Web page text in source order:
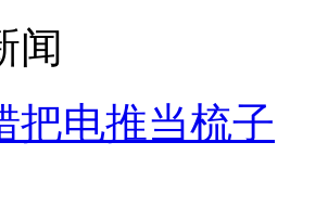
急速倒车逃窜
闻
把电推当梳子